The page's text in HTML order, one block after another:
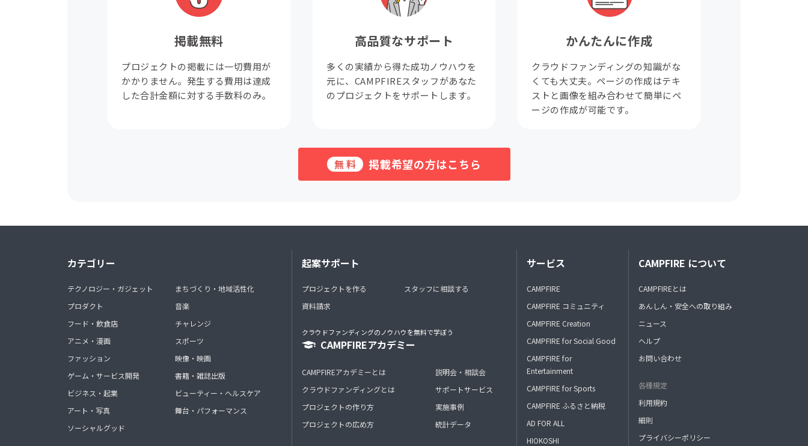
掲載無料
プロジェクトの掲載には一切費用が
かかりません。発生する費用は達成
した合計金額に対する手数料のみ。
高品質なサポート
多くの実績から得た成功ノウハウを
元に、CAMPFIREスタッフがあなた
のプロジェクトをサポートします。
かんたんに作成
クラウドファンディングの知識がな
くても大丈夫。ページの作成はテキ
ストと画像を組み合わせて簡単にペ
ージの作成が可能です。
無料 掲載希望の方はこちら
カテゴリー
テクノロジー・ガジェット
プロダクト
フード・飲食店
アニメ・漫画
ファッション
ゲーム・サービス開発
ビジネス・起業
アート・写真
ソーシャルグッド
まちづくり・地域活性化
音楽
チャレンジ
スポーツ
映像・映画
書籍・雑誌出版
ビューティー・ヘルスケア
舞台・パフォーマンス
起案サポート
プロジェクトを作る
資料請求
スタッフに相談する
クラウドファンディングのノウハウを無料で学ぼう
CAMPFIREアカデミー
CAMPFIREアカデミーとは
クラウドファンディングとは
プロジェクトの作り方
プロジェクトの広め方
説明会・相談会
サポートサービス
実施事例
統計データ
サービス
CAMPFIRE
CAMPFIRE コミュニティ
CAMPFIRE Creation
CAMPFIRE for Social Good
CAMPFIRE for
Entertainment
CAMPFIRE for Sports
CAMPFIRE ふるさと納税
AD FOR ALL
HIOKOSHI
CAMPFIRE について
CAMPFIREとは
あんしん・安全への取り組み
ニュース
ヘルプ
お問い合わせ
各種規定
利用規約
細則
プライバシーポリシー